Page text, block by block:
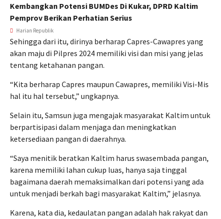
Kembangkan Potensi BUMDes Di Kukar, DPRD Kaltim
Pemprov Berikan Perhatian Serius
Harian Republik
Sehingga dari itu, dirinya berharap Capres-Cawapres yang
akan maju di Pilpres 2024 memiliki visi dan misi yang jelas
tentang ketahanan pangan.
“Kita berharap Capres maupun Cawapres, memiliki Visi-Mis
hal itu hal tersebut,” ungkapnya.
Selain itu, Samsun juga mengajak masyarakat Kaltim untuk
berpartisipasi dalam menjaga dan meningkatkan
ketersediaan pangan di daerahnya.
“Saya menitik beratkan Kaltim harus swasembada pangan,
karena memiliki lahan cukup luas, hanya saja tinggal
bagaimana daerah memaksimalkan dari potensi yang ada
untuk menjadi berkah bagi masyarakat Kaltim,” jelasnya.
Karena, kata dia, kedaulatan pangan adalah hak rakyat dan